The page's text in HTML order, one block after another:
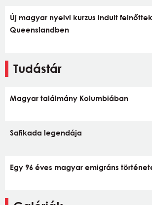
Új magyar nyelvi kurzus indult
Queenslandben
Tudástár
Magyar találmány Kolumbiában
Safikada legendája
Egy 96 éves magyar emigráns